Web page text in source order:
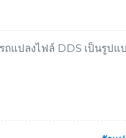
แปลงไฟล์ DDS เป็นรูปแ